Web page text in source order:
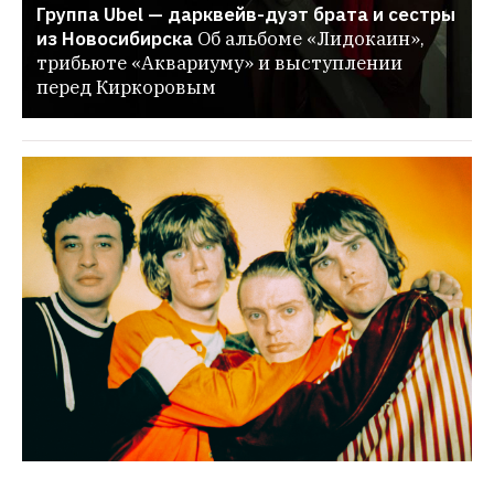
Группа Ubel — дарквейв-дуэт брата и сестры
из Новосибирска Об альбоме «Лидокаин»,
трибьюте «Аквариуму» и выступлении
перед Киркоровым